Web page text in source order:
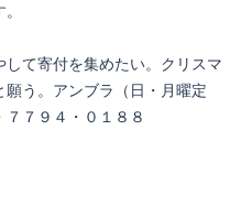
て寄付を集めたい。クリスマ
う。アンブラ（日・月曜定
７９４・０１８８